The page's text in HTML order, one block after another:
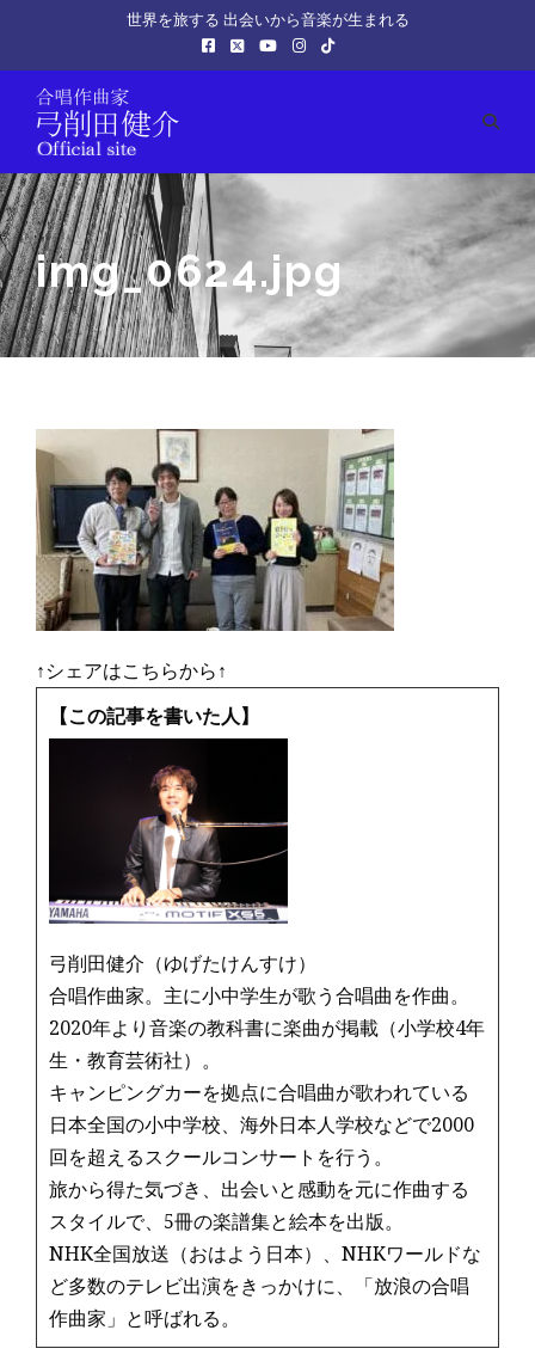
世界を旅する 出会いから音楽が生まれる
img_0624.jpg
↑シェアはこちらから↑
【この記事を書いた人】
弓削田健介（ゆげたけんすけ）
合唱作曲家。主に小中学生が歌う合唱曲を作曲。
2020年より音楽の教科書に楽曲が掲載（小学校4年
生・教育芸術社）。
キャンピングカーを拠点に合唱曲が歌われている
日本全国の小中学校、海外日本人学校などで2000
回を超えるスクールコンサートを行う。
旅から得た気づき、出会いと感動を元に作曲する
スタイルで、5冊の楽譜集と絵本を出版。
NHK全国放送（おはよう日本）、NHKワールドな
ど多数のテレビ出演をきっかけに、「放浪の合唱
作曲家」と呼ばれる。